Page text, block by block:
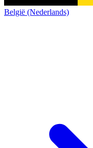
België (Nederlands)